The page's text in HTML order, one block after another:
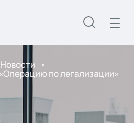
Новости
по легализации»